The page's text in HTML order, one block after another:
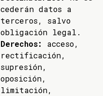
cederán datos a
terceros, salvo
obligación legal.
Derechos:
acceso,
rectificación,
supresión,
oposición,
limitación,